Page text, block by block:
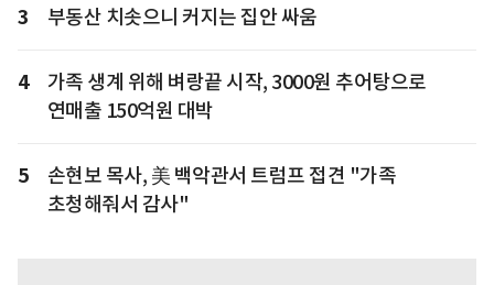
3 부동산 치솟으니 커지는 집안 싸움
4
가족 생계 위해 벼랑끝 시작, 3000원 추어탕으로
연매출 150억원 대박
5
손현보 목사, 美 백악관서 트럼프 접견 "가족
초청해줘서 감사"